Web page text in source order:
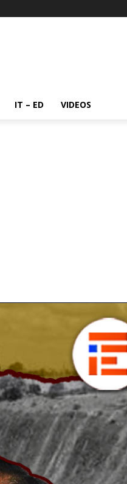
IT – ED VIDEOS